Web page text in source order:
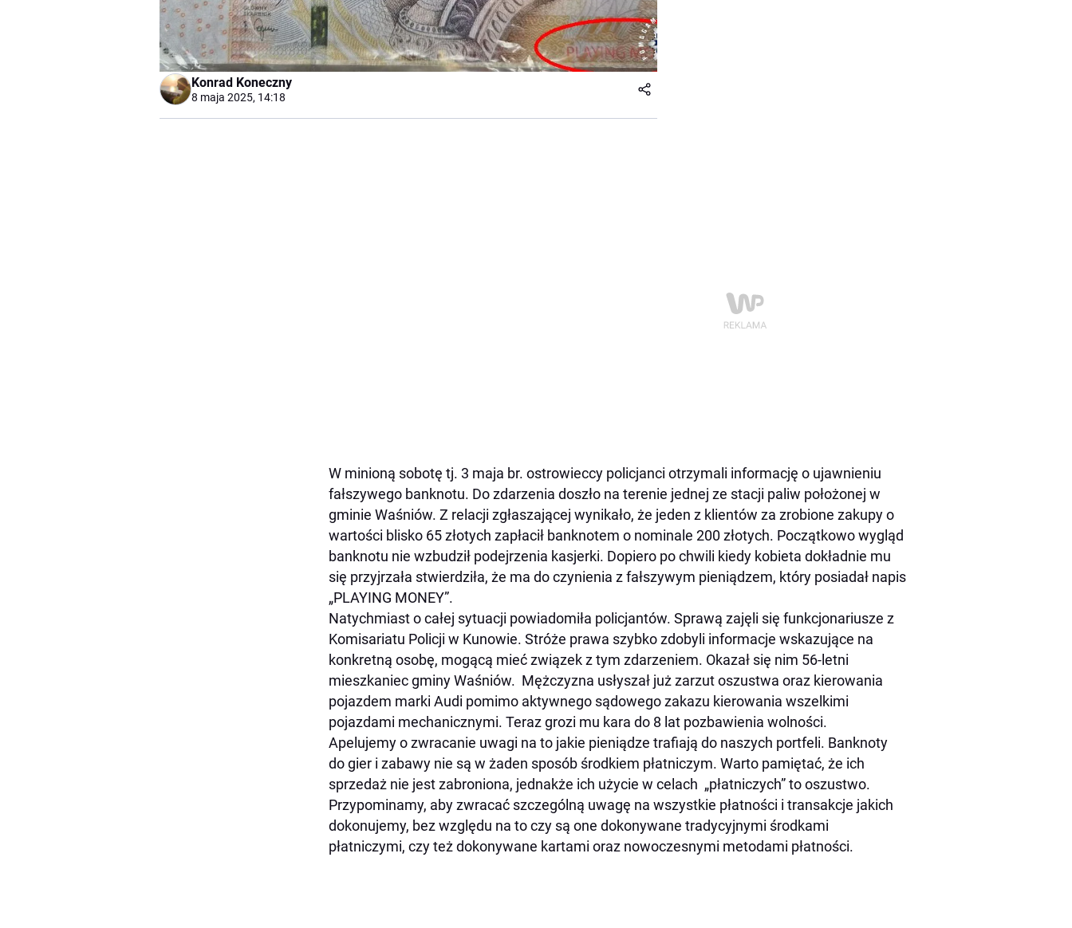
Konrad Koneczny
8 maja 2025, 14:18
W minioną sobotę tj. 3 maja br. ostrowieccy policjanci otrzymali informację o ujawnieniu
fałszywego banknotu. Do zdarzenia doszło na terenie jednej ze stacji paliw położonej w
gminie Waśniów. Z relacji zgłaszającej wynikało, że jeden z klientów za zrobione zakupy o
wartości blisko 65 złotych zapłacił banknotem o nominale 200 złotych. Początkowo wygląd
banknotu nie wzbudził podejrzenia kasjerki. Dopiero po chwili kiedy kobieta dokładnie mu
się przyjrzała stwierdziła, że ma do czynienia z fałszywym pieniądzem, który posiadał napis
„PLAYING MONEY”.
Natychmiast o całej sytuacji powiadomiła policjantów. Sprawą zajęli się funkcjonariusze z
Komisariatu Policji w Kunowie. Stróże prawa szybko zdobyli informacje wskazujące na
konkretną osobę, mogącą mieć związek z tym zdarzeniem. Okazał się nim 56-letni
mieszkaniec gminy Waśniów. Mężczyzna usłyszał już zarzut oszustwa oraz kierowania
pojazdem marki Audi pomimo aktywnego sądowego zakazu kierowania wszelkimi
pojazdami mechanicznymi. Teraz grozi mu kara do 8 lat pozbawienia wolności.
Apelujemy o zwracanie uwagi na to jakie pieniądze trafiają do naszych portfeli. Banknoty
do gier i zabawy nie są w żaden sposób środkiem płatniczym. Warto pamiętać, że ich
sprzedaż nie jest zabroniona, jednakże ich użycie w celach „płatniczych” to oszustwo.
Przypominamy, aby zwracać szczególną uwagę na wszystkie płatności i transakcje jakich
dokonujemy, bez względu na to czy są one dokonywane tradycyjnymi środkami
płatniczymi, czy też dokonywane kartami oraz nowoczesnymi metodami płatności.